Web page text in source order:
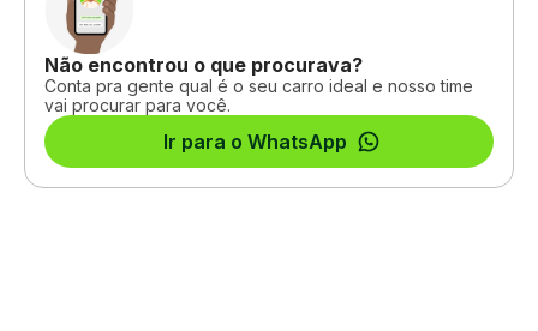
Não encontrou o que procurava?
Conta pra gente qual é o seu carro ideal e nosso time
vai procurar para você.
Ir para o WhatsApp